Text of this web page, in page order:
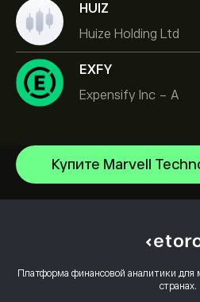
HUIZ
Huize Holding Ltd
EXFY
Expensify Inc - A
Купите Marvell
Платформа финансовой аналитики для
странах.
Micron Technology, Inc.
Центр помощи
Как вывести средства
Открыть счет
Как подтвердить свой счет
Как работает CopyTrading
Что такое кредитное плечо и
Почему стоит выбрать eToro